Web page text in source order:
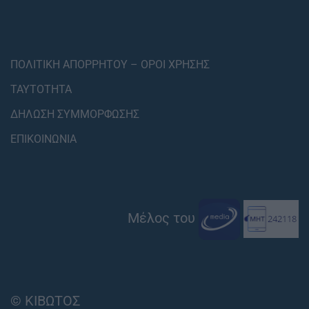
ΠΟΛΙΤΙΚΗ ΑΠΟΡΡΗΤΟΥ – ΟΡΟΙ ΧΡΗΣΗΣ
ΤΑΥΤΟΤΗΤΑ
ΔΗΛΩΣΗ ΣΥΜΜΟΡΦΩΣΗΣ
ΕΠΙΚΟΙΝΩΝΙΑ
Μέλος του
© ΚΙΒΩΤΟΣ